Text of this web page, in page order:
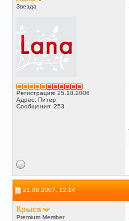
Звезда
Регистрация: 25.10.2006
Адрес: Питер
Сообщения: 253
21.08.2007, 12:14
Крыса
Premium Member